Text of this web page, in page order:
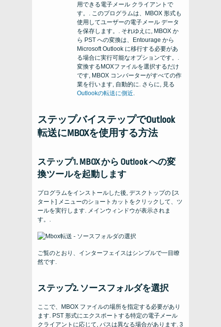
用できる電子メール クライアントで
す。. このプログラムは、MBOX 形式も
使用してユーザーの電子メール データ
を保存します。. それゆえに, MBOX か
ら PST への変換は、Entourage から
Microsoft Outlook に移行する必要があ
る場合に実行可能なオプションです。.
変換するMOXファイルを選択するだけ
です, MBOX コンバーターがすべての作
業を行います, 自動的に. さらに, 見る
Outlookの転送に側近
ステップバイステップでOutlook
転送にMBOXを使用する方法
ステップ1. MBOX から Outlook への変
換ツールを起動します
プログラムをインストールした後, デスクトップの [ス
タート] メニューのショートカットをクリックして、ツ
ールを実行します. メインウィンドウが表示されま
す。.
ご覧のとおり、インターフェイスはシンプルで一目瞭
然です.
ステップ2. ソースフォルダを選択
ここで、MBOX ファイルの場所を指定する必要があり
ます. PST 形式にエクスポートする特定の電子メール
クライアントに応じて, パスは異なる場合があります. 3